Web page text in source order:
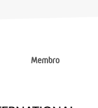
Membro